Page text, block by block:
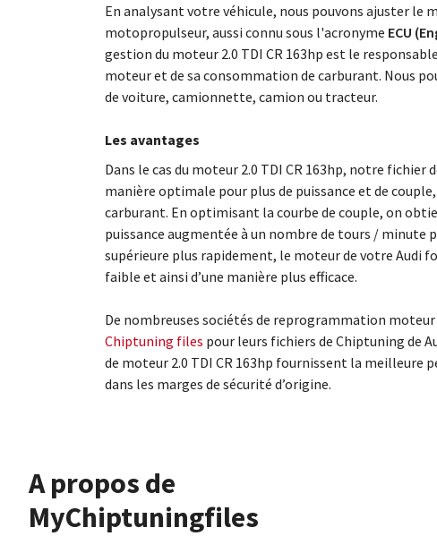
En analysant votre véhicule, nous pouvons ajuster le
motopropulseur, aussi connu sous l'acronyme ECU
gestion du moteur 2.0 TDI CR 163hp est le
moteur et de sa consommation de carburant. Nous
de voiture, camionnette, camion ou tracteur.
Les avantages
Dans le cas du moteur 2.0 TDI CR 163hp, notre fichier
manière optimale pour plus de puissance et de
carburant. En optimisant la courbe de couple, on
puissance augmentée à un nombre de tours / minute
supérieure plus rapidement, le moteur de votre Audi
faible et ainsi d’une manière plus efficace.
De nombreuses sociétés de reprogrammation
Chiptuning files pour leurs fichiers de Chiptuning de
de moteur 2.0 TDI CR 163hp fournissent la meilleure
dans les marges de sécurité d’origine.
À propos de
MyChiptuningfiles